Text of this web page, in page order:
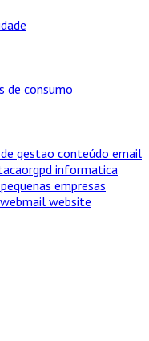
de consumo
gestao conteúdo email
informatica
pequenas empresas
webmail website